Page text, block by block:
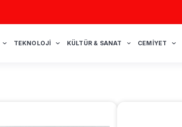
TEKNOLOJI KÜLTÜR & SANAT CEMIYET